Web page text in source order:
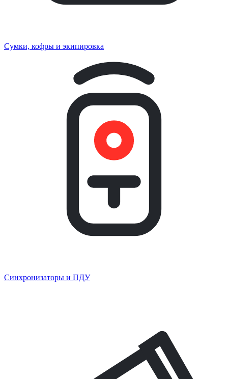
Сумки, кофры и экипировка
Синхронизаторы и ПДУ